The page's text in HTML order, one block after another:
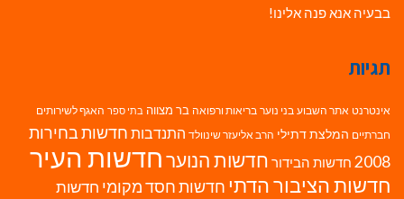
בבעיה אנא פנה אלינו!
תגיות
אינטרנט אתר השבוע בני נוער בריאות ורפואה בר מצווה בתי ספר האגף לשירותים
חברתיים המלצת דתילי הרב אליעזר שינוולד התנדבות חדשות בחירות
2008 חדשות הבידור חדשות הנוערחדשות העיר
חדשות הציבור הדתי חדשות חסד מקומי חדשות